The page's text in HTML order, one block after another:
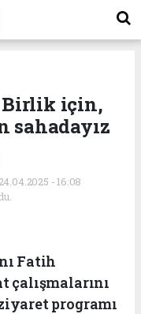
Birlik için,
- 16:08
Fatih
çalışmalarını
programı